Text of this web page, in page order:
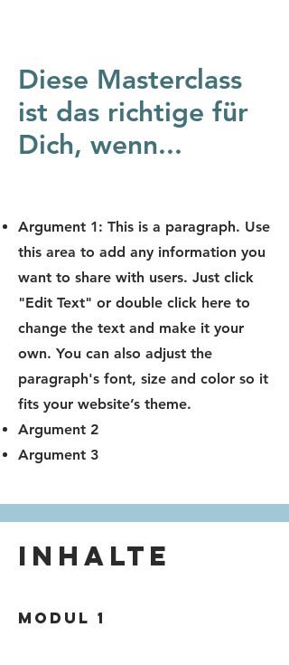
Diese Masterclass
ist das richtige für
Dich, wenn...
Argument 1: This is a paragraph. Use
this area to add any information you
want to share with users. Just click
"Edit Text" or double click here to
change the text and make it your
own. You can also adjust the
paragraph's font, size and color so it
fits your website’s theme.
Argument 2
Argument 3
Inhalte
Modul 1